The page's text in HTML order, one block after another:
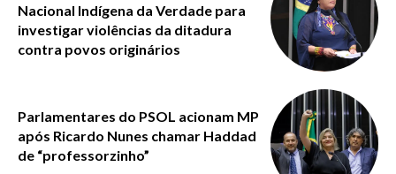
Nacional Indígena da Verdade para
investigar violências da ditadura
contra povos originários
Parlamentares do PSOL acionam MP
após Ricardo Nunes chamar Haddad
de “professorzinho”